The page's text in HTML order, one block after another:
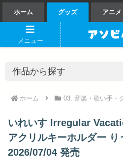
ホーム グッズ アニメ
ホーム 03. 音楽・歌い手・
いれいす Irregular
アクリルキーホルダー
2026/07/04 発売
メニュー